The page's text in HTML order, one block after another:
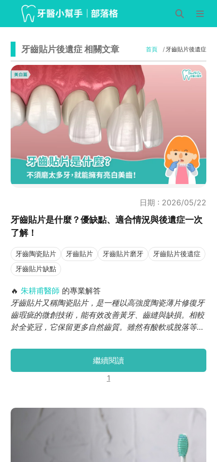
牙齒貼片後遺症 相關文章 首頁 牙齒貼片後遺症
日期 : 2026/05/22
牙齒貼片是什麼？優缺點、適合情況與後遺症一次
了解！
牙齒陶瓷貼片 牙齒貼片 牙齒貼片磨牙
牙齒貼片後遺症
牙齒貼片缺點
🔥 朱耕甫醫師 的專業解答
牙齒貼片又稱陶瓷貼片，是一種以高強度陶瓷薄片修復牙
齒瑕疵的微創技術，能有效改善黃牙、齒縫與缺損。相較
於全瓷冠，它保留更多自然齒質。雖然有酸軟或脫落等潛
壽命並兼顧美觀。
繼續閱讀
1